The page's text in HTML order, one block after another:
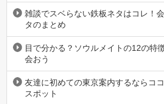
雑談でスベらない鉄板ネタはコレ！
タのまとめ
目で分かる？ソウルメイトの12の特
会おう
友達に初めての東京案内するならコ
スポット